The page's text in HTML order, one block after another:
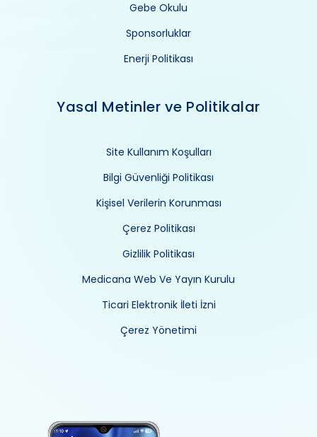
Gebe Okulu
Sponsorluklar
Enerji Politikası
Yasal Metinler ve Politikalar
Site Kullanım Koşulları
Bilgi Güvenliği Politikası
Kişisel Verilerin Korunması
Çerez Politikası
Gizlilik Politikası
Medicana Web Ve Yayın Kurulu
Ticari Elektronik İleti İzni
Çerez Yönetimi